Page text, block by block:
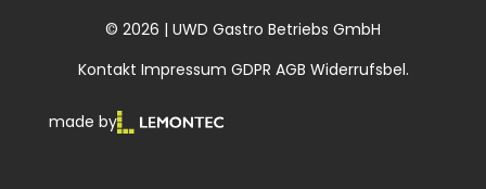
© 2026 | UWD Gastro Betriebs GmbH
Kontakt Impressum GDPR AGB Widerrufsbel.
made by